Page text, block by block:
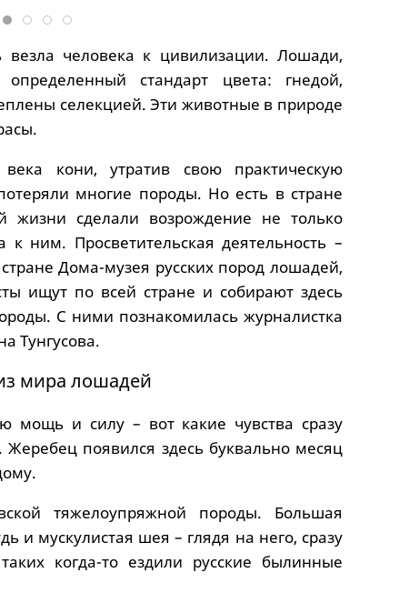
человека к цивилизации. Лошади,
стандарт цвета: гнедой,
селекцией. Эти животные в природе
кони, утратив свою практическую
многие породы. Но есть в стране
жизни сделали возрождение не только
ним. Просветительская деятельность –
Дома-музея русских пород лошадей,
ищут по всей стране и собирают здесь
С ними познакомилась журналистка
Тунгусова.
мира лошадей
мощь и силу – вот какие чувства сразу
появился здесь буквально месяц
тяжелоупряжной породы. Большая
и мускулистая шея – глядя на него, сразу
когда-то ездили русские былинные